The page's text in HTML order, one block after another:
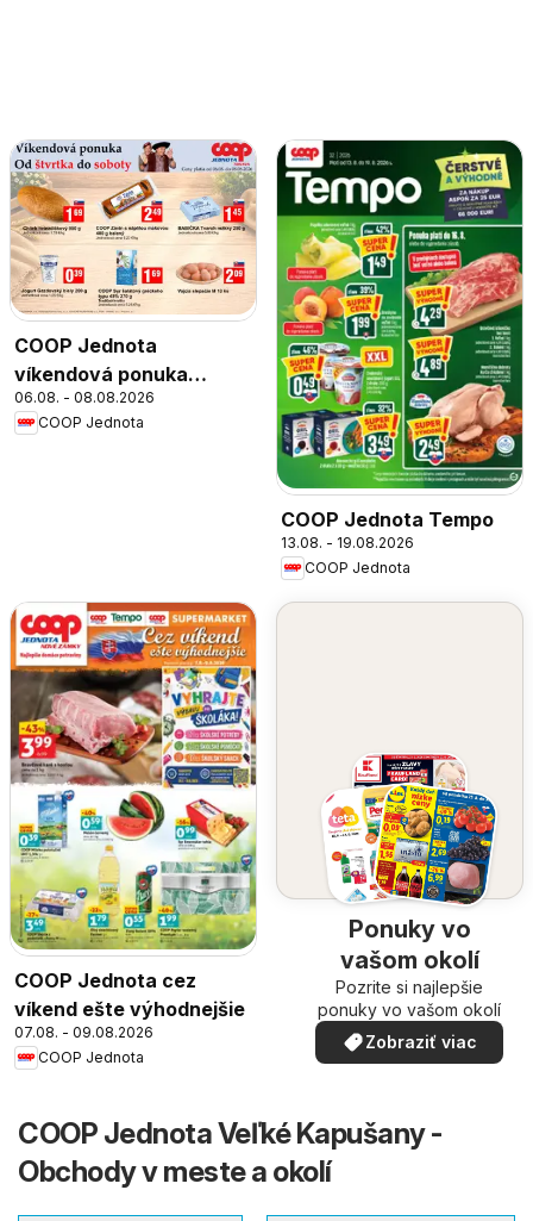
COOP Jednota
víkendová ponuka
Trnava
06.08. - 08.08.2026
COOP Jednota
COOP Jednota Tempo
13.08. - 19.08.2026
COOP Jednota
COOP Jednota cez
víkend ešte výhodnejšie
07.08. - 09.08.2026
COOP Jednota
Ponuky vo
vašom okolí
Pozrite si najlepšie
ponuky vo vašom okolí
Zobraziť viac
COOP Jednota Veľké Kapušany -
Obchody v meste a okolí